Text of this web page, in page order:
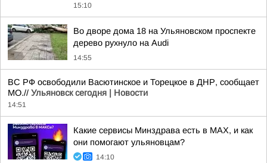
15:10
Во дворе дома 18 на Ульяновском проспекте
дерево рухнуло на Audi
14:55
ВС РФ освободили Васютинское и Торецкое в ДНР, сообщает
МО.// Ульяновск сегодня | Новости
14:51
Какие сервисы Минздрава есть в МАХ, и как
они помогают ульяновцам?
14:10